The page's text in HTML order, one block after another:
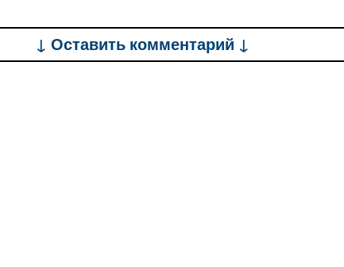
↓ Оставить комментарий ↓